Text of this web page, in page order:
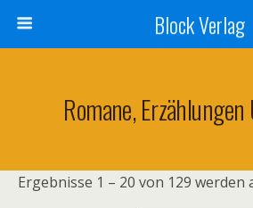
Block Verlag
Romane,
Ergebnisse 1 – 20 von 129 werden